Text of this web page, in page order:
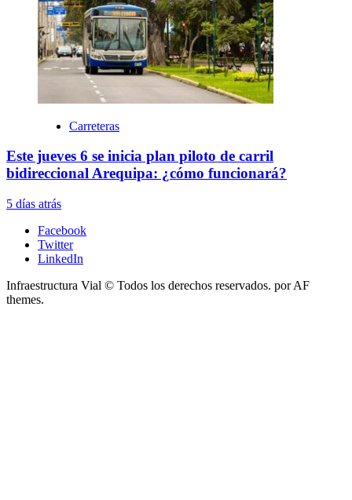
Carreteras
Este jueves 6 se inicia plan piloto de carril
bidireccional Arequipa: ¿cómo funcionará?
5 días atrás
Facebook
Twitter
LinkedIn
Infraestructura Vial © Todos los derechos reservados. por AF
themes.